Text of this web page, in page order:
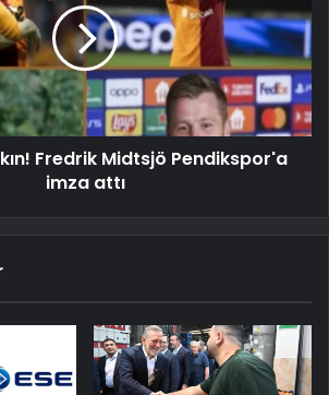
Fredrik Midtsjö Pendikspor'a
imza attı